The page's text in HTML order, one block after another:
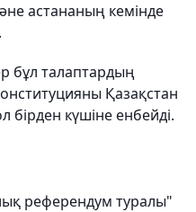
астананың кемінде
бұл талаптардың
Қазақстан
күшіне енбейді.
референдум туралы"